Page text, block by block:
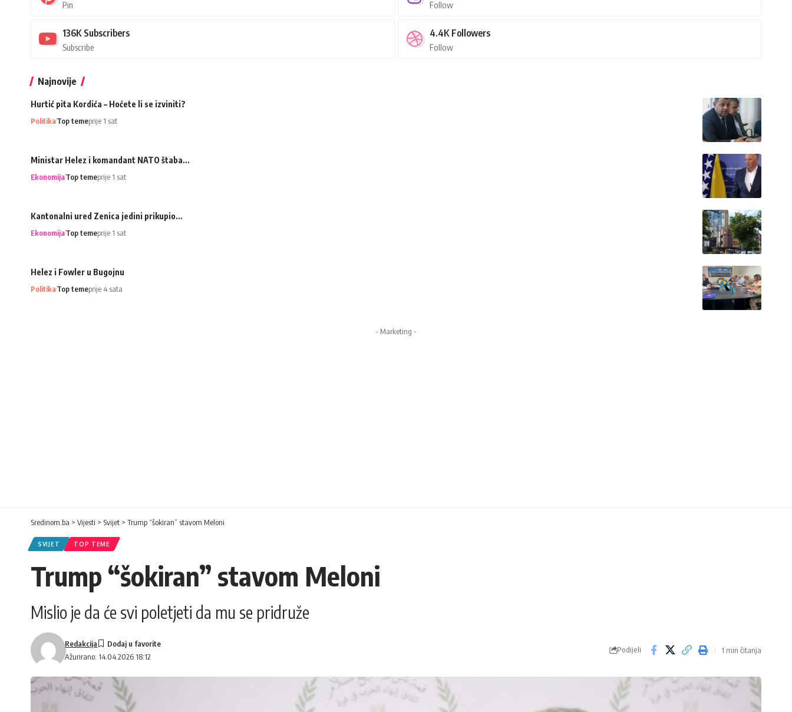
Pin Follow
136K Subscribers
Subscribe
4.4K Followers
Follow
Najnovije
Hurtić pita Kordića – Hoćete li se izviniti?
PolitikaTop temeprije 1 sat
Ministar Helez i komandant NATO štaba…
EkonomijaTop temeprije 1 sat
Kantonalni ured Zenica jedini prikupio…
EkonomijaTop temeprije 1 sat
Helez i Fowler u Bugojnu
PolitikaTop temeprije 4 sata
- Marketing -
Sredinom.ba > Vijesti > Svijet > Trump “šokiran” stavom Meloni
SVIJET TOP TEME
Trump “šokiran” stavom Meloni
Mislio je da će svi poletjeti da mu se pridruže
Ažurirano: 14.04.2026 18:12
Redakcija
Podijeli 1 min čitanja